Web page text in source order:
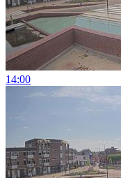
14:00